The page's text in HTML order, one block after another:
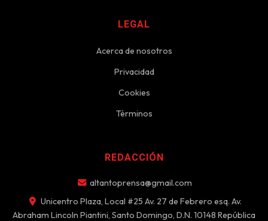
LEGAL
Acerca de nosotros
Privacidad
Cookies
Términos
REDACCIÓN
altantoprensa@gmail.com
Unicentro Plaza, Local #25 Av. 27 de Febrero esq. Av.
Abraham Lincoln Piantini, Santo Domingo, D.N. 10148 República